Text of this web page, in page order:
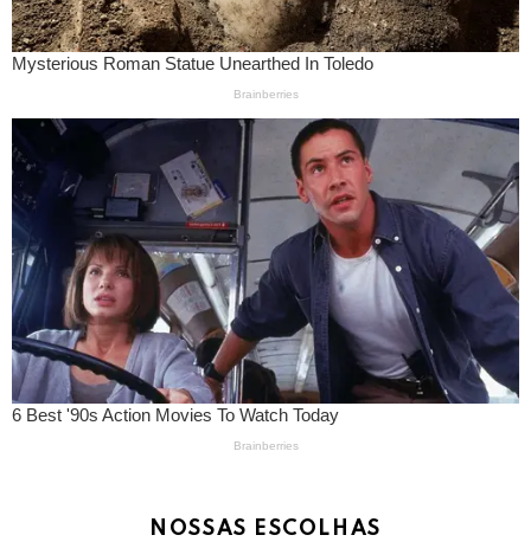
NOSSAS ESCOLHAS